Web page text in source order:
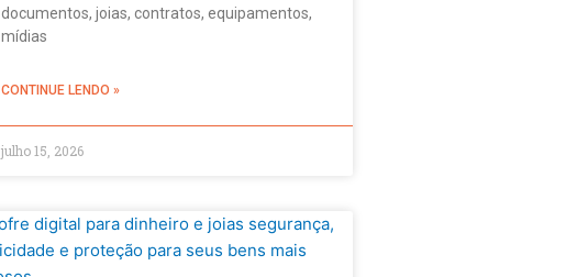
documentos, joias, contratos, equipamentos,
mídias
CONTINUE LENDO »
julho 15, 2026